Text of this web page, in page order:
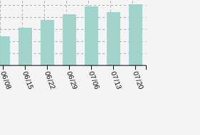
06/08 06/15 06/22 06/29 07/06 07/13 07/20